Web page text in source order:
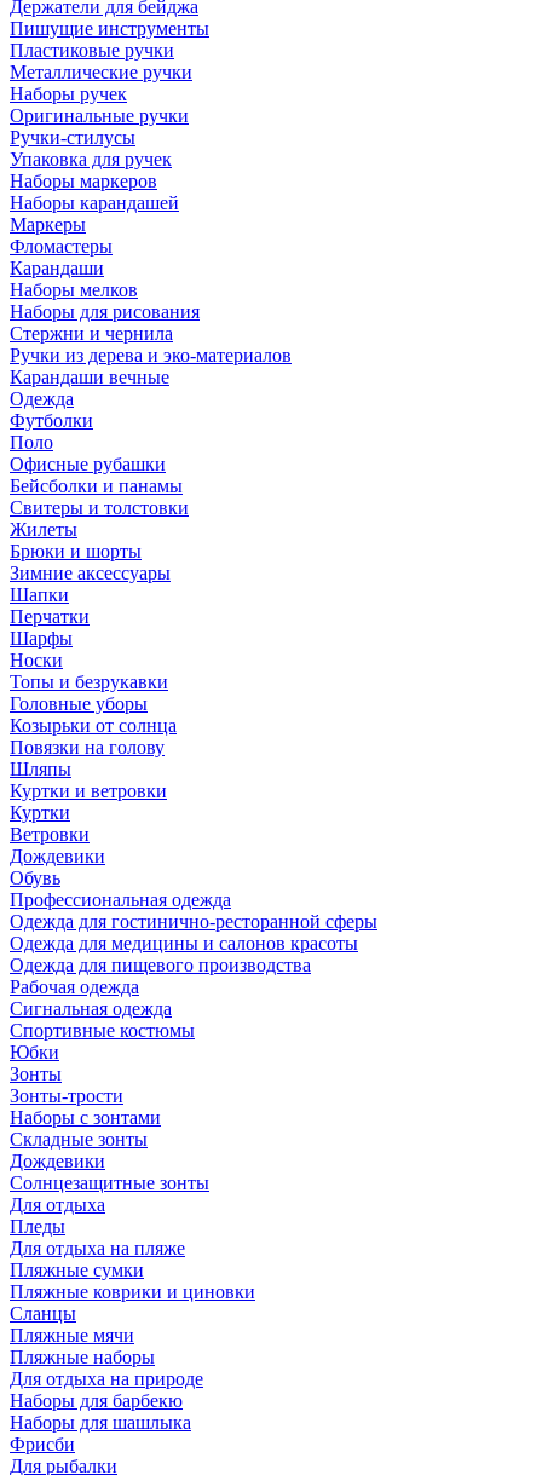
Держатели для бейджа
Пишущие инструменты
Пластиковые ручки
Металлические ручки
Наборы ручек
Оригинальные ручки
Ручки-стилусы
Упаковка для ручек
Наборы маркеров
Наборы карандашей
Маркеры
Фломастеры
Карандаши
Наборы мелков
Наборы для рисования
Стержни и чернила
Ручки из дерева и эко-материалов
Карандаши вечные
Одежда
Футболки
Поло
Офисные рубашки
Бейсболки и панамы
Свитеры и толстовки
Жилеты
Брюки и шорты
Зимние аксессуары
Шапки
Перчатки
Шарфы
Носки
Топы и безрукавки
Головные уборы
Козырьки от солнца
Повязки на голову
Шляпы
Куртки и ветровки
Куртки
Ветровки
Дождевики
Обувь
Профессиональная одежда
Одежда для гостинично-ресторанной сферы
Одежда для медицины и салонов красоты
Одежда для пищевого производства
Рабочая одежда
Сигнальная одежда
Спортивные костюмы
Юбки
Зонты
Зонты-трости
Наборы с зонтами
Складные зонты
Дождевики
Солнцезащитные зонты
Для отдыха
Пледы
Для отдыха на пляже
Пляжные сумки
Пляжные коврики и циновки
Сланцы
Пляжные мячи
Пляжные наборы
Для отдыха на природе
Наборы для барбекю
Наборы для шашлыка
Фрисби
Для рыбалки